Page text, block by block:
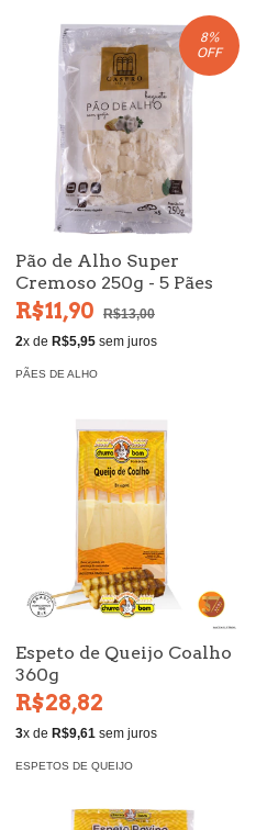
8%
OFF
Pão de Alho Super
Cremoso 250g - 5 Pães
R$11,90
R$13,00
2x de R$5,95 sem juros
PÃES DE ALHO
Espeto de Queijo Coalho
360g
R$28,82
3x de R$9,61 sem juros
ESPETOS DE QUEIJO